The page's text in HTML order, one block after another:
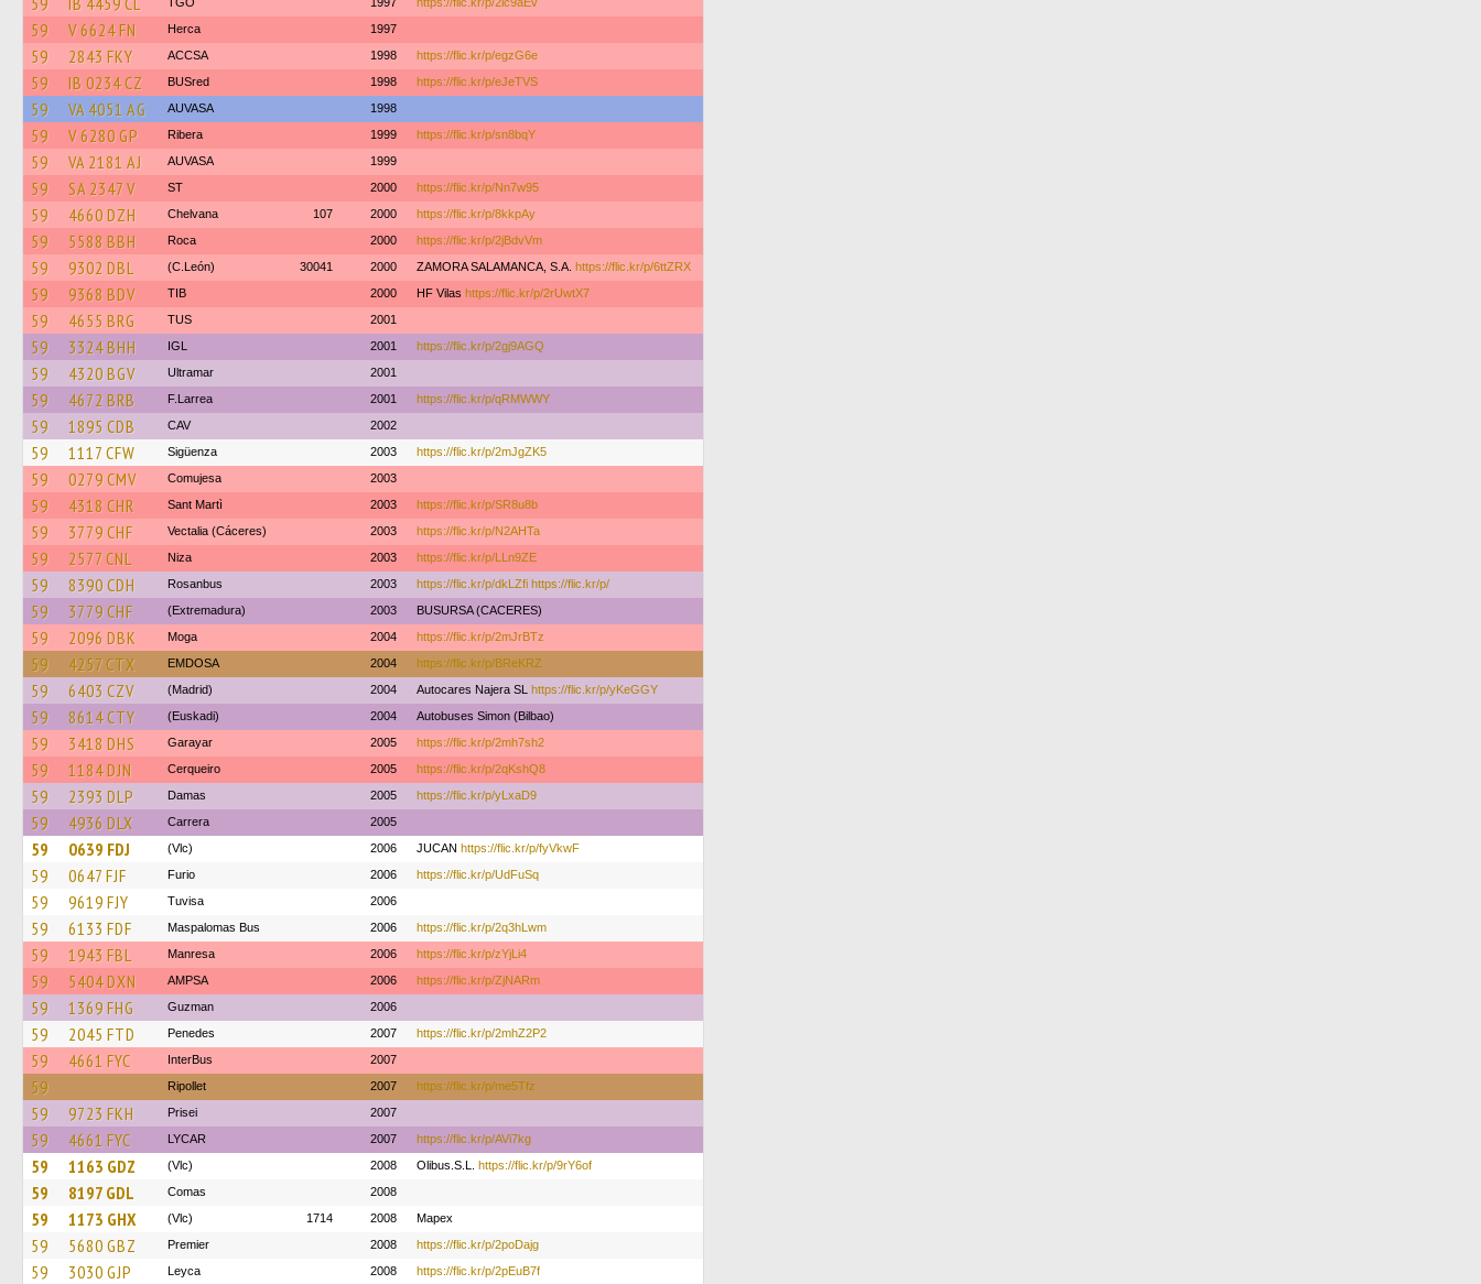
59 V 6624 FN Herca 1997
59 2843 FKY ACCSA 1998 https://flic.kr/p/egzG6e
59 IB 0234 CZ BUSred 1998 https://flic.kr/p/eJeTVS
59 VA 4051 AG AUVASA 1998
59 V 6280 GP Ribera 1999 https://flic.kr/p/sn8bqY
59 VA 2181 AJ AUVASA 1999
59 SA 2347 V ST 2000 https://flic.kr/p/Nn7w95
59 4660 DZH Chelvana 107 2000 https://flic.kr/p/8kkpAy
59 5588 BBH Roca 2000 https://flic.kr/p/2jBdvVm
59 9302 DBL (C.León) 30041 2000 ZAMORA SALAMANCA, S.A. https://flic.kr/p/6ttZRX
59 9368 BDV TIB 2000 HF Vilas https://flic.kr/p/2rUwtX7
59 4655 BRG TUS 2001
59 3324 BHH IGL 2001 https://flic.kr/p/2gj9AGQ
59 4320 BGV Ultramar 2001
59 4672 BRB F.Larrea 2001 https://flic.kr/p/qRMWWY
59 1895 CDB CAV 2002
59 1117 CFW Sigüenza 2003 https://flic.kr/p/2mJgZK5
59 0279 CMV Comujesa 2003
59 4318 CHR Sant Martì 2003 https://flic.kr/p/SR8u8b
59 3779 CHF Vectalia (Cáceres) 2003 https://flic.kr/p/N2AHTa
59 2577 CNL Niza 2003 https://flic.kr/p/LLn9ZE
59 8390 CDH Rosanbus 2003 https://flic.kr/p/dkLZfi https://flic.kr/p/
59 3779 CHF (Extremadura) 2003 BUSURSA (CACERES)
59 2096 DBK Moga 2004 https://flic.kr/p/2mJrBTz
59 4257 CTX EMDOSA 2004 https://flic.kr/p/BReKRZ
59 6403 CZV (Madrid) 2004 Autocares Najera SL https://flic.kr/p/yKeGGY
59 8614 CTY (Euskadi) 2004 Autobuses Simon (Bilbao)
59 3418 DHS Garayar 2005 https://flic.kr/p/2mh7sh2
59 1184 DJN Cerqueiro 2005 https://flic.kr/p/2qKshQ8
59 2393 DLP Damas 2005 https://flic.kr/p/yLxaD9
59 4936 DLX Carrera 2005
59 0639 FDJ (Vlc) 2006 JUCAN https://flic.kr/p/fyVkwF
59 0647 FJF Furio 2006 https://flic.kr/p/UdFuSq
59 9619 FJY Tuvisa 2006
59 6133 FDF Maspalomas Bus 2006 https://flic.kr/p/2q3hLwm
59 1943 FBL Manresa 2006 https://flic.kr/p/zYjLi4
59 5404 DXN AMPSA 2006 https://flic.kr/p/ZjNARm
59 1369 FHG Guzman 2006
59 2045 FTD Penedes 2007 https://flic.kr/p/2mhZ2P2
59 4661 FYC InterBus 2007
59 Ripollet 2007 https://flic.kr/p/me5Tfz
59 9723 FKH Prisei 2007
59 4661 FYC LYCAR 2007 https://flic.kr/p/AVi7kg
59 1163 GDZ (Vlc) 2008 Olibus.S.L. https://flic.kr/p/9rY6of
59 8197 GDL Comas 2008
59 1173 GHX (Vlc) 1714 2008 Mapex
59 5680 GBZ Premier 2008 https://flic.kr/p/2poDajg
59 3030 GJP Leyca 2008 https://flic.kr/p/2pEuB7f